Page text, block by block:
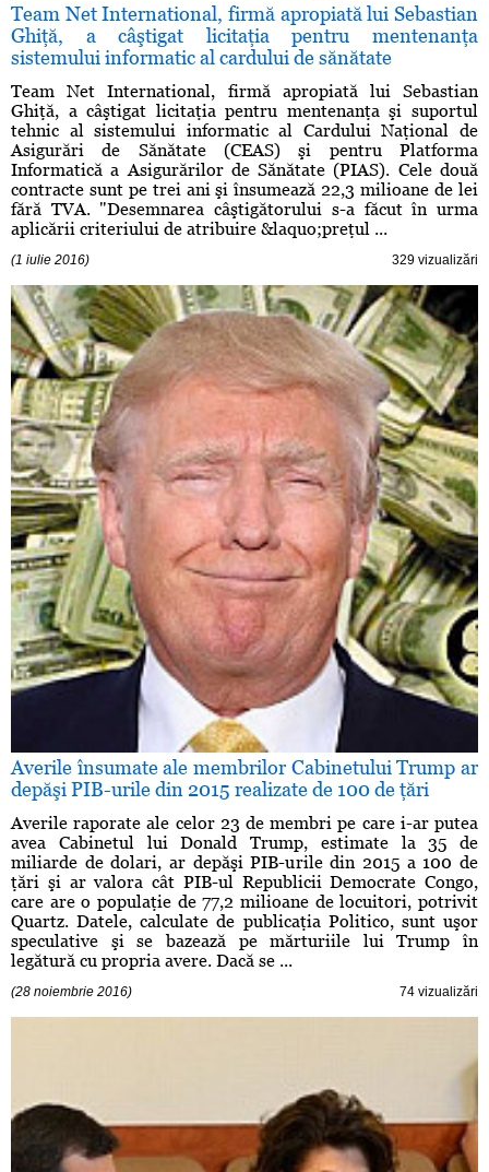
Team Net International, firmă apropiată lui Sebastian
Ghiţă, a câştigat licitaţia pentru mentenanţa
sistemului informatic al cardului de sănătate
Team Net International, firmă apropiată lui Sebastian
Ghiţă, a câştigat licitaţia pentru mentenanţa şi suportul
tehnic al sistemului informatic al Cardului Naţional de
Asigurări de Sănătate (CEAS) şi pentru Platforma
Informatică a Asigurărilor de Sănătate (PIAS). Cele două
contracte sunt pe trei ani şi însumează 22,3 milioane de lei
fără TVA. "Desemnarea câştigătorului s-a făcut în urma
aplicării criteriului de atribuire &laquo;preţul ...
(1 iulie 2016) 329 vizualizări
Averile însumate ale membrilor Cabinetului Trump ar
depăşi PIB-urile din 2015 realizate de 100 de ţări
Averile raporate ale celor 23 de membri pe care i-ar putea
avea Cabinetul lui Donald Trump, estimate la 35 de
miliarde de dolari, ar depăşi PIB-urile din 2015 a 100 de
ţări şi ar valora cât PIB-ul Republicii Democrate Congo,
care are o populaţie de 77,2 milioane de locuitori, potrivit
Quartz. Datele, calculate de publicaţia Politico, sunt uşor
speculative şi se bazează pe mărturiile lui Trump în
legătură cu propria avere. Dacă se ...
(28 noiembrie 2016) 74 vizualizări